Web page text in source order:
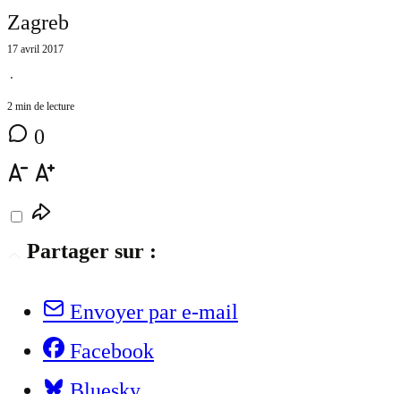
Zagreb
17 avril 2017
⋅
2 min de lecture
0
Partager sur :
Envoyer par e-mail
Facebook